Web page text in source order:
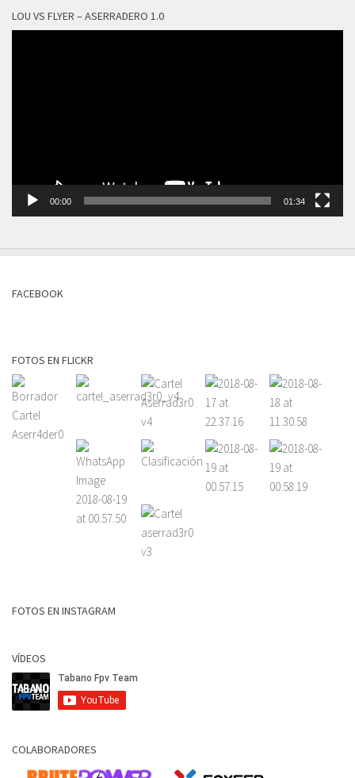
LOU VS FLYER – ASERRADERO 1.0
00:00 01:34
FACEBOOK
FOTOS EN FLICKR
FOTOS EN INSTAGRAM
VÍDEOS
COLABORADORES